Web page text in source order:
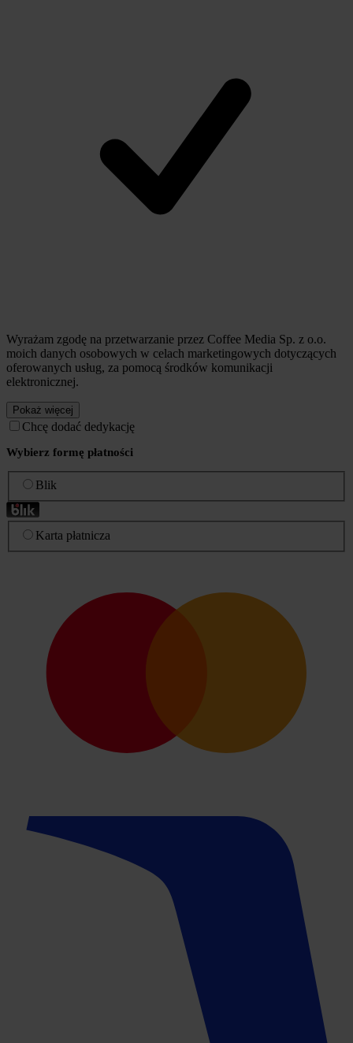
Wyrażam zgodę na przetwarzanie przez Coffee Media Sp. z o.o.
moich danych osobowych w celach marketingowych dotyczących
oferowanych usług, za pomocą środków komunikacji
elektronicznej.
Pokaż więcej
Chcę dodać dedykację
Wybierz formę płatności
Blik
Karta płatnicza